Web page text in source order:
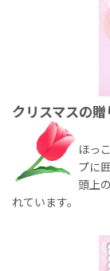
クリスマスの贈
ほっ
プに
頭上
れています。